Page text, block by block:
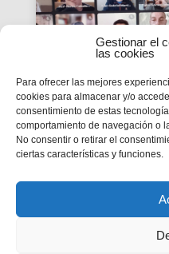
Gestionar el
las cookies
Para ofrecer las mejores
cookies para almacenar y/o
consentimiento de estas
comportamiento de navegación o
No consentir o retirar el
ciertas características y funciones.
La
inicia el seu
preparació
Tindran lloc durant el